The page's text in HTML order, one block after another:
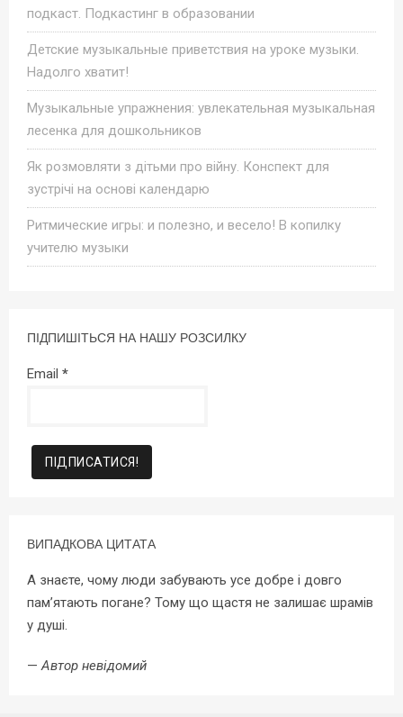
подкаст. Подкастинг в образовании
Детские музыкальные приветствия на уроке музыки.
Надолго хватит!
Музыкальные упражнения: увлекательная музыкальная
лесенка для дошкольников
Як розмовляти з дітьми про війну. Конспект для
зустрічі на основі календарю
Ритмические игры: и полезно, и весело! В копилку
учителю музыки
ПІДПИШІТЬСЯ НА НАШУ РОЗСИЛКУ
Email *
ВИПАДКОВА ЦИТАТА
А знаєте, чому люди забувають усе добре і довго
пам’ятають погане? Тому що щастя не залишає шрамів
у душі.
—Автор невідомий